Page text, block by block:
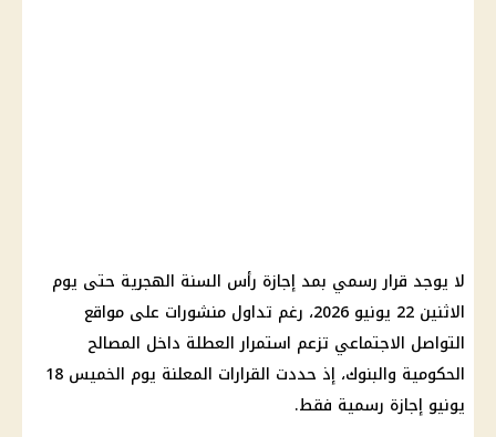
لا يوجد قرار رسمي بمد إجازة رأس السنة الهجرية حتى يوم
الاثنين 22 يونيو 2026، رغم تداول منشورات على مواقع
التواصل الاجتماعي تزعم استمرار العطلة داخل المصالح
الحكومية والبنوك، إذ حددت القرارات المعلنة يوم الخميس 18
يونيو إجازة رسمية فقط.